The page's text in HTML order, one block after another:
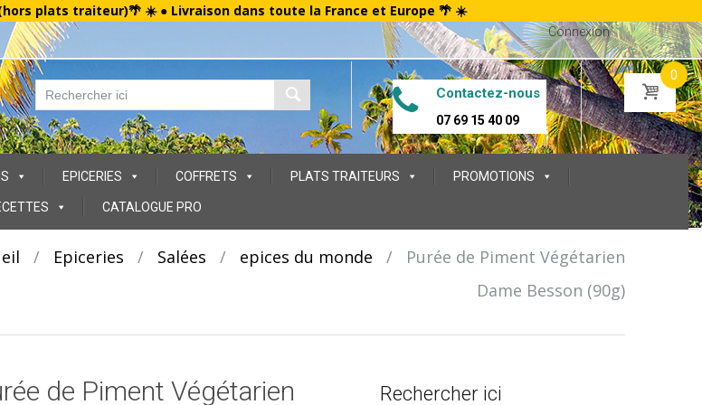
plats traiteur)🌴 ☀️ ● Livraison dans toute la France et Europe 🌴 ☀️
Connexion
Contactez-nous
07 69 15 40 09
0
EPICERIES COFFRETS PLATS TRAITEURS PROMOTIONS
CATALOGUE PRO
/ Epiceries / Salées / epices du monde /
Purée de Piment Végétarien
Dame Besson (90g)
de Piment Végétarien
Rechercher ici